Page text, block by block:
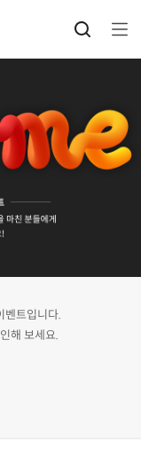
벤트입니다.
해 보세요.